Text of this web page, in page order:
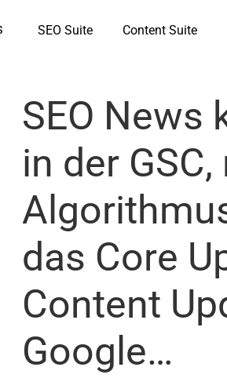
SEO Suite Content Suite
SEO News
in der
das Core
Content
Google…